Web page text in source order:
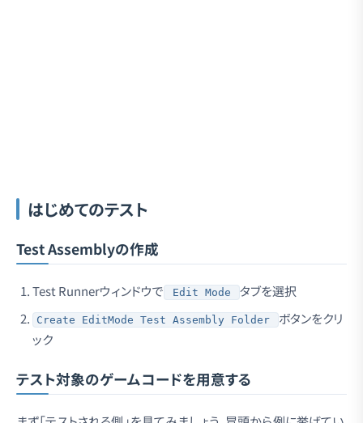
はじめてのテスト
Test Assemblyの作成
Test Runnerウィンドウで Edit Mode タブを選択
Create EditMode Test Assembly Folder
ボタンをクリ
ック
テスト対象のゲームコードを用意する